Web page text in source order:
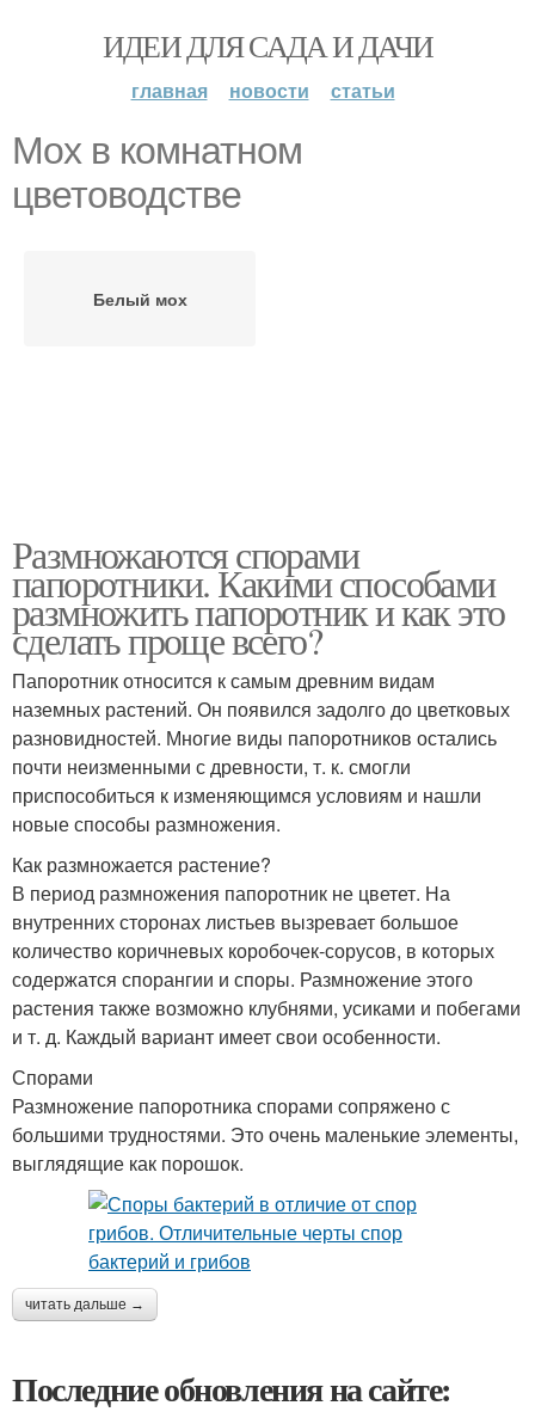
ИДЕИ ДЛЯ САДА И ДАЧИ
главная новости статьи
Мох в комнатном
цветоводстве
Белый мох
Размножаются спорами
папоротники. Какими способами
размножить папоротник и как это
сделать проще всего?
Папоротник относится к самым древним видам
наземных растений. Он появился задолго до цветковых
разновидностей. Многие виды папоротников остались
почти неизменными с древности, т. к. смогли
приспособиться к изменяющимся условиям и нашли
новые способы размножения.
Как размножается растение?
В период размножения папоротник не цветет. На
внутренних сторонах листьев вызревает большое
количество коричневых коробочек-сорусов, в которых
содержатся спорангии и споры. Размножение этого
растения также возможно клубнями, усиками и побегами
и т. д. Каждый вариант имеет свои особенности.
Спорами
Размножение папоротника спорами сопряжено с
большими трудностями. Это очень маленькие элементы,
выглядящие как порошок.
читать дальше →
Последние обновления на сайте: